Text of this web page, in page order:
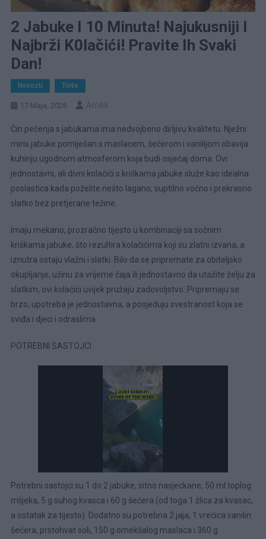
2 Jabuke I 10 Minuta! Najukusniji I
Najbrži K0lačići! Pravite Ih Svaki
Dan!
Novosti Torte
17 Maja, 2026 Amila
Čin pečenja s jabukama ima nedvojbeno dirljivu kvalitetu. Nježni
miris jabuke pomiješan s maslacem, šećerom i vanilijom obavija
kuhinju ugodnom atmosferom koja budi osjećaj doma. Ovi
jednostavni, ali divni kolačići s kriškama jabuke služe kao idealna
poslastica kada poželite nešto lagano, suptilno voćno i prekrasno
slatko bez pretjerane težine.
Imaju mekano, prozračno tijesto u kombinaciji sa sočnim
kriškama jabuke, što rezultira kolačićima koji su zlatni izvana, a
iznutra ostaju vlažni i slatki. Bilo da se pripremate za obiteljsko
okupljanje, užinu za vrijeme čaja ili jednostavno da utažite želju za
slatkim, ovi kolačići uvijek pružaju zadovoljstvo. Pripremaju se
brzo, upotreba je jednostavna, a posjeduju svestranost koja se
sviđa i djeci i odraslima.
POTREBNI SASTOJCI:
Potrebni sastojci su 1 do 2 jabuke, sitno nasjeckane, 50 ml toplog
mlijeka, 5 g suhog kvasca i 60 g šećera (od toga 1 žlica za kvasac,
a ostatak za tijesto). Dodatno su potrebna 2 jaja, 1 vrećica vanilin
šećera, prstohvat soli, 150 g omekšalog maslaca i 360 g